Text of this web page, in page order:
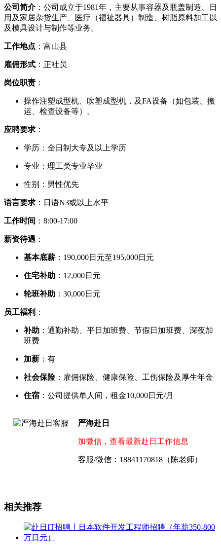
公司简介：公司成立于1981年，主要从事容器及瓶盖制造、日
用及家居杂货生产、医疗（福祉器具）制造、树脂原料加工以
及模具设计与制作等业务。
工作地点 ：富山县
雇佣形式 ：正社员
岗位职责 ：
操作注塑成型机、吹塑成型机，及FA设备（如包装、搬
运、检查设备等）。
应聘要求 ：
学历：全日制大专及以上学历
专业：理工类专业毕业
性别：男性优先
语言要求 ：日语N3或以上水平
工作时间 ：8:00-17:00
薪资待遇 ：
基本底薪 ：190,000日元至195,000日元
住宅补助 ：12,000日元
轮班补助 ：30,000日元
员工福利 ：
补助 ：通勤补助、平日加班费、节假日加班费、深夜加
班费
加薪 ：有
社会保险：雇佣保险、健康保险、工伤保险及厚生年金
住宿 ：公司提供单人间，租金10,000日元/月
严海赴日
加微信，查看最新赴日工作信息
客服/微信：18841170818（陈老师）
相关推荐